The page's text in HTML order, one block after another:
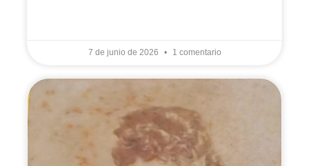
7 de junio de 2026 1 comentario